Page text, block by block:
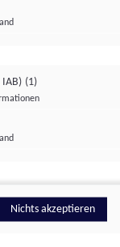
IAB) (1)
Nichts akzeptieren